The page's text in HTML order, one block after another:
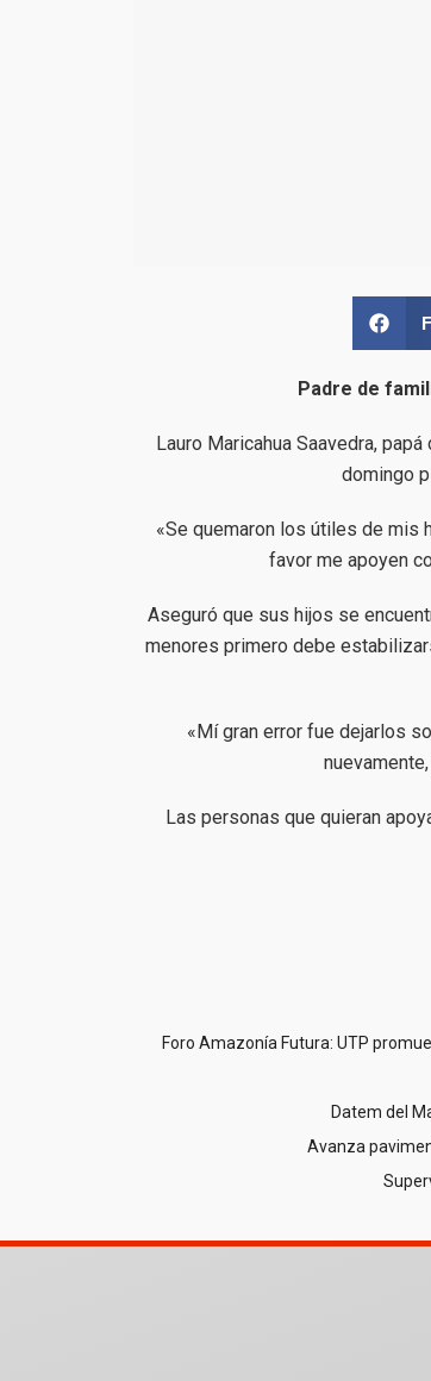
Padre de
Lauro Maricahua Saavedra,
domingo
«Se quemaron los útiles de mis
favor me apoyen
Aseguró que sus hijos se
menores primero debe
«Mí gran error fue dejarlos
Las personas que quieran
Foro Amazonía Futura: UTP
Datem del
Avanza